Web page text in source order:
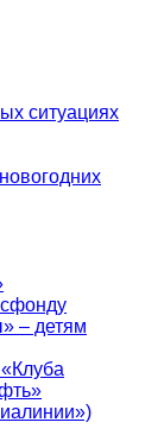
ситуациях
– детям